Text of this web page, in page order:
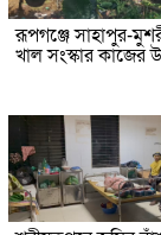
রূপগঞ্জে সাহাপুর-
খাল সংস্কার কাজের